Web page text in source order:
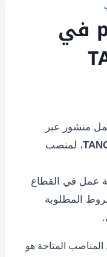
وظيفة pointeur في
منشور عبر
، لمنصب
عمل في القطاع
المطلوبة
المتاحة هو